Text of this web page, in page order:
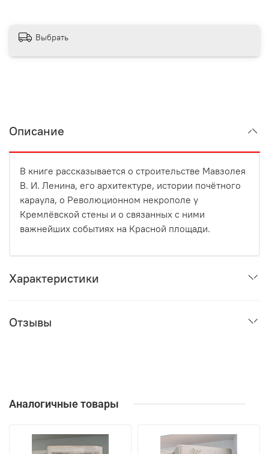
Выбрать
Описание
В книге рассказывается о строительстве Мавзолея
В. И. Ленина, его архитектуре, истории почётного
караула, о Революционном некрополе у
Кремлёвской стены и о связанных с ними
важнейших событиях на Красной площади.
Характеристики
Отзывы
Аналогичные товары